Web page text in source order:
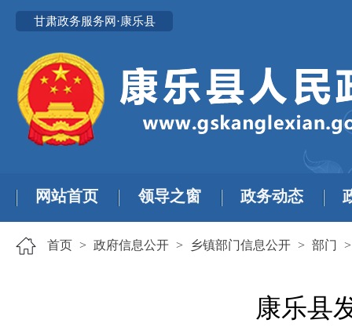
甘肃政务服务网·康乐县
网站首页 领导之窗 政务动态
首页 > 政府信息公开 > 乡镇部门信息公开 > 部门
康乐县